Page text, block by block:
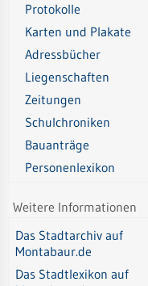
Protokolle
Karten und Plakate
Adressbücher
Liegenschaften
Zeitungen
Schulchroniken
Bauanträge
Personenlexikon
Weitere Informationen
Das Stadtarchiv auf
Montabaur.de
Das Stadtlexikon auf